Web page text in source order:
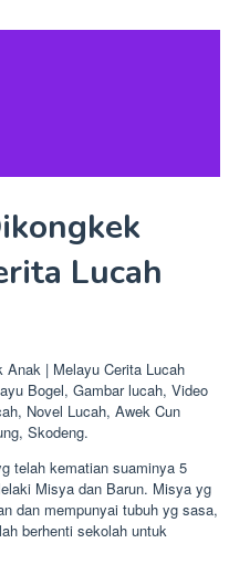
Lucah
Anak | Melayu Cerita Lucah
Bogel, Gambar lucah, Video
Novel Lucah, Awek Cun
Skodeng.
telah kematian suaminya 5
Misya dan Barun. Misya yg
dan mempunyai tubuh yg sasa,
berhenti sekolah untuk